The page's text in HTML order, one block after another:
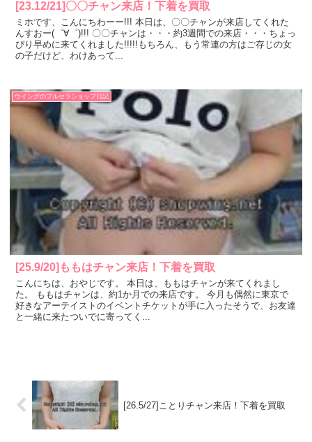
[23.12/21]〇〇チャン来店！下着を買取
ミホです、こんにちわーー!!! 本日は、〇〇チャンが来店してくれた
んすおー(゜∀゜)!!! 〇〇チャンは・・・約3週間での来店・・・ちょっ
ぴり早めに来てくれました!!!!!もちろん、もう常連の方はご存じの女
の子だけど、わけあって...
ウイングのブルセラショップ日記
[25.9/20]ももはチャン来店！下着を買取
こんにちは、おやじです。 本日は、ももはチャンが来てくれまし
た。 ももはチャンは、約1か月での来店です。 今月も偶然に東京で
好きなアーテイストのイベントチケットが手に入ったそうで、お友達
と一緒に来たついでに寄ってく...
[26.5/27]ことりチャン来店！下着を買取